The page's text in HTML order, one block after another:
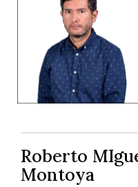
Roberto
Montoya